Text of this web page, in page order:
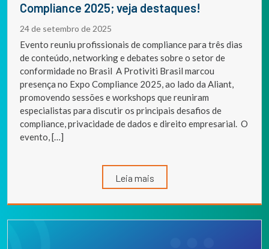
Compliance 2025; veja destaques!
24 de setembro de 2025
Evento reuniu profissionais de compliance para três dias
de conteúdo, networking e debates sobre o setor de
conformidade no Brasil A Protiviti Brasil marcou
presença no Expo Compliance 2025, ao lado da Aliant,
promovendo sessões e workshops que reuniram
especialistas para discutir os principais desafios de
compliance, privacidade de dados e direito empresarial. O
evento, […]
Leia mais